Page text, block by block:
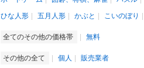
ひな人形
五月人形 かぶと こいのぼり
全てのその他の価格帯 無料
その他の全て 個人 販売業者